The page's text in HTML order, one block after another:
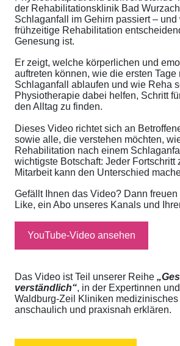
der Rehabilitationsklinik Bad
Schlaganfall im Gehirn passiert – und
frühzeitige Rehabilitation
Genesung ist.
Er zeigt, welche körperlichen und
auftreten können, wie die ersten Tage
Schlaganfall ablaufen und wie Reha
Physiotherapie dabei helfen, Schritt
den Alltag zu finden.
Dieses Video richtet sich an
sowie alle, die verstehen möchten,
Rehabilitation nach einem
wichtigste Botschaft: Jeder Fortschritt
Mitarbeit kann den Unterschied
Gefällt Ihnen das Video? Dann
Like, ein Abo unseres Kanals und
YouTube-Video ansehen
Das Video ist Teil unserer Reihe
verständlich“, in der Expertinnen
Waldburg-Zeil Kliniken medizinisches
anschaulich und praxisnah erklären.